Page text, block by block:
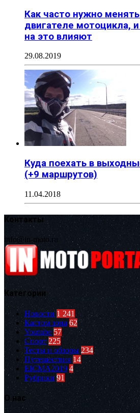
Как часто нужно
двигателе мотоцикла,
на это влияют
29.08.2019
Куда поехать в
(+9 маршрутов)
11.04.2018
Контакты
info@in-moto.ru
Категории
Новости 1 241
Кастом зона 62
Youtube 57
Спорт 225
Тесты и обзоры 234
Путешествия 14
EICMA2019 4
Рубрики 91
О нас